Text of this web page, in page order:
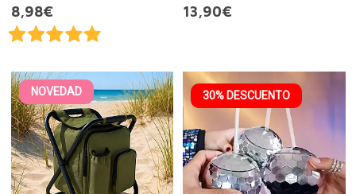
8,98€
13,90€
NOVEDAD 30% DESCUENTO